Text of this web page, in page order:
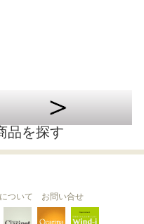
品を探す
ついて お問い合せ